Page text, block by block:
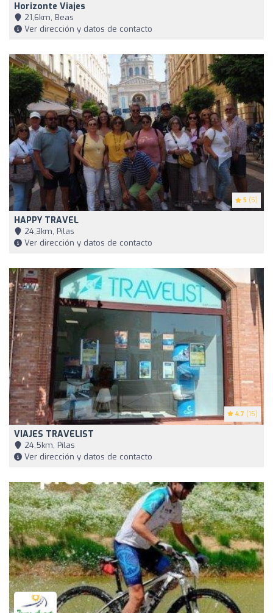
Horizonte Viajes
21,6km, Beas
Ver dirección y datos de contacto
5 (5)
HAPPY TRAVEL
24,3km, Pilas
Ver dirección y datos de contacto
4.7 (15)
VIAJES TRAVELIST
24,5km, Pilas
Ver dirección y datos de contacto